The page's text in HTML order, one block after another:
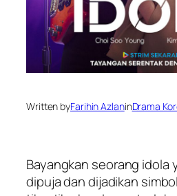
Written byFarihin AzlaninDrama
Bayangkan seorang idola
dipuja dan dijadikan